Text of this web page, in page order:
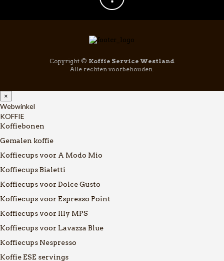
Copyright © Koffie Service Westland
Alle rechten voorbehouden.
×
Webwinkel
KOFFIE
Koffiebonen
Gemalen koffie
Koffiecups voor A Modo Mio
Koffiecups Bialetti
Koffiecups voor Dolce Gusto
Koffiecups voor Espresso Point
Koffiecups voor Illy MPS
Koffiecups voor Lavazza Blue
Koffiecups Nespresso
Koffie ESE servings